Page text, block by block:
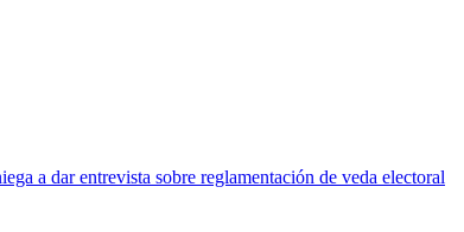
a dar entrevista sobre reglamentación de veda electoral